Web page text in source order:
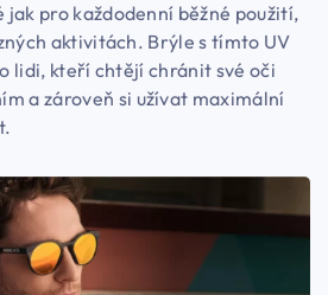
jak pro každodenní běžné použití,
aktivitách. Brýle s tímto UV
lidi, kteří chtějí chránit své oči
a zároveň si užívat maximální